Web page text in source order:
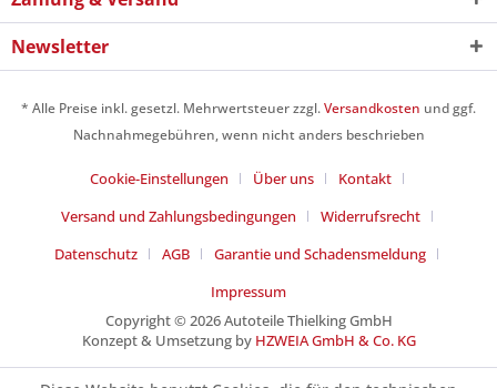
Newsletter
* Alle Preise inkl. gesetzl. Mehrwertsteuer zzgl.Versandkosten und ggf.
Nachnahmegebühren, wenn nicht anders beschrieben
Cookie-Einstellungen Über uns
Kontakt
Versand und Zahlungsbedingungen
Widerrufsrecht
Datenschutz
AGB
Garantie und Schadensmeldung
Impressum
Copyright © 2026 Autoteile Thielking GmbH
Konzept & Umsetzung by HZWEIA GmbH & Co. KG